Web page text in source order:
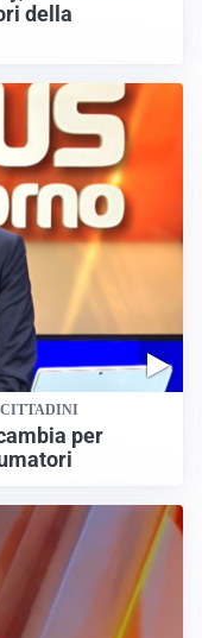
della
CITTADINI
per